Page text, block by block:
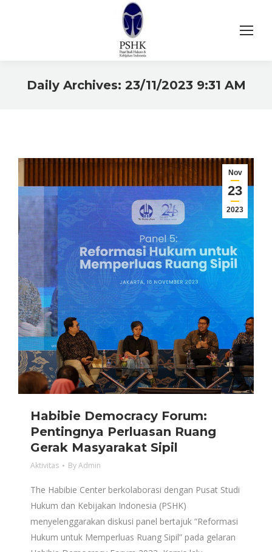
Daily Archives: 23/11/2023 9:31 AM
Nov
23
2023
Habibie Democracy Forum:
Pentingnya Perluasan Ruang
Gerak Masyarakat Sipil
Aktivitas ByAdmin
The Habibie Center berkolaborasi dengan Pusat Studi
Hukum dan Kebijakan Indonesia (PSHK)
menyelenggarakan diskusi panel bertajuk “Reformasi
Hukum untuk Memperluas Ruang Sipil” pada gelaran